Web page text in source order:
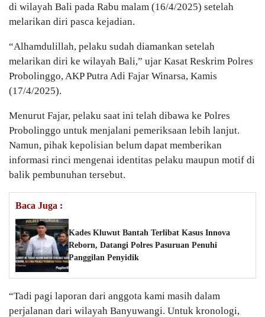
di wilayah Bali pada Rabu malam (16/4/2025) setelah
melarikan diri pasca kejadian.
“Alhamdulillah, pelaku sudah diamankan setelah
melarikan diri ke wilayah Bali,” ujar Kasat Reskrim Polres
Probolinggo, AKP Putra Adi Fajar Winarsa, Kamis
(17/4/2025).
Menurut Fajar, pelaku saat ini telah dibawa ke Polres
Probolinggo untuk menjalani pemeriksaan lebih lanjut.
Namun, pihak kepolisian belum dapat memberikan
informasi rinci mengenai identitas pelaku maupun motif di
balik pembunuhan tersebut.
Baca Juga :
Kades Kluwut Bantah Terlibat Kasus Innova
Reborn, Datangi Polres Pasuruan Penuhi
Panggilan Penyidik
“Tadi pagi laporan dari anggota kami masih dalam
perjalanan dari wilayah Banyuwangi. Untuk kronologi,